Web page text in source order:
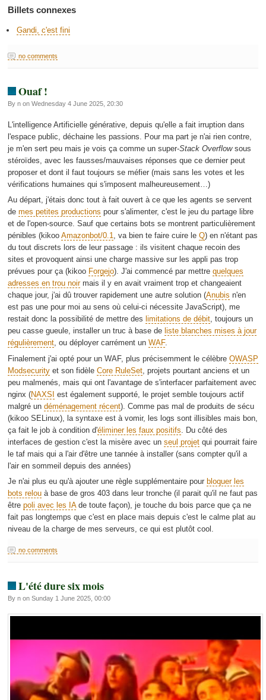
Billets connexes
Gandi, c'est fini
no comments
Ouaf !
By n on Wednesday 4 June 2025, 20:30
L'intelligence Artificielle générative, depuis qu'elle a fait irruption dans
l'espace public, déchaine les passions. Pour ma part je n'ai rien contre,
je m'en sert peu mais je vois ça comme un super-Stack Overflowsous
stéroïdes, avec les fausses/mauvaises réponses que ce dernier peut
proposer et dont il faut toujours se méfier (mais sans les votes et les
vérifications humaines qui s'imposent malheureusement…)
Au départ, j'étais donc tout à fait ouvert à ce que les agents se servent
de mes petites productions pour s'alimenter, c'est le jeu du partage libre
et de l'open-source. Sauf que certains bots se montrent particulièrement
pénibles (kikoo Amazonbot/0.1, va bien te faire cuire le Q) en n'étant pas
du tout discrets lors de leur passage : ils visitent chaque recoin des
sites et provoquent ainsi une charge massive sur les appli pas trop
prévues pour ça (kikoo Forgejo). J'ai commencé par mettre quelques
adresses en trou noirmais il y en avait vraiment trop et changeaient
chaque jour, j'ai dû trouver rapidement une autre solution (Anubis n'en
est pas une pour moi au sens où celui-ci nécessite JavaScript), me
restait donc la possibilité de mettre des limitations de débit, toujours un
peu casse gueule, installer un truc à base de liste blanches mises à jour
régulièrement, ou déployer carrément un WAF.
Finalement j'ai opté pour un WAF, plus précisemment le célèbre OWASP
Modsecurityet son fidèle Core RuleSet, projets pourtant anciens et un
peu malmenés, mais qui ont l'avantage de s'interfacer parfaitement avec
nginx (NAXSI est également supporté, le projet semble toujours actif
malgré un déménagement récent). Comme pas mal de produits de sécu
(kikoo SELinux), la syntaxe est à vomir, les logs sont illisibles mais bon,
ça fait le job à condition d'éliminer les faux positifs . Du côté des
interfaces de gestion c'est la misère avec un seul projetqui pourrait faire
le taf mais qui a l'air d'être une tannée à installer (sans compter qu'il a
l'air en sommeil depuis des années)
Je n'ai plus eu qu'à ajouter une règle supplémentaire pour bloquer les
bots relouà base de gros 403 dans leur tronche (il parait qu'il ne faut pas
être poli avec les IAde toute façon), je touche du bois parce que ça ne
fait pas longtemps que c'est en place mais depuis c'est le calme plat au
niveau de la charge de mes serveurs, ce qui est plutôt cool.
no comments
L'été dure six mois
By n on Sunday 1 June 2025, 00:00